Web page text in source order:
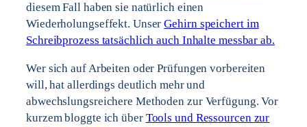
diesem Fall haben sie natürlich einen
Wiederholungseffekt. UnserGehirn speichert im
Schreibprozess tatsächlich auch Inhalte messbar ab.
Wer sich auf Arbeiten oder Prüfungen vorbereiten
will, hat allerdings deutlich mehr und
abwechslungsreichere Methoden zur Verfügung. Vor
kurzem bloggte ich über Tools und Ressourcen zur